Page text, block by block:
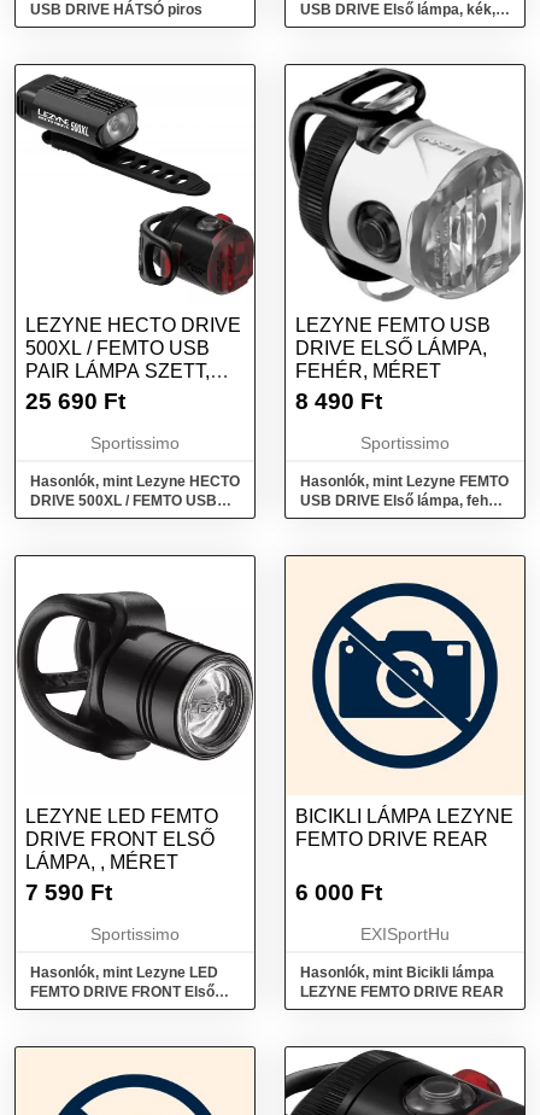
USB DRIVE HÁTSÓ piros
USB DRIVE Első lámpa, kék,
méret
LEZYNE HECTO DRIVE
500XL / FEMTO USB
PAIR LÁMPA SZETT,
FEKETE, MÉRET
25 690 Ft
Sportissimo
Hasonlók, mint Lezyne HECTO
DRIVE 500XL / FEMTO USB
PAIR Lámpa szett, fekete,
LEZYNE FEMTO USB
DRIVE ELSŐ LÁMPA,
FEHÉR, MÉRET
8 490 Ft
Sportissimo
Hasonlók, mint Lezyne FEMTO
USB DRIVE Első lámpa, fehér,
méret
LEZYNE LED FEMTO
DRIVE FRONT ELSŐ
LÁMPA, , MÉRET
7 590 Ft
Sportissimo
Hasonlók, mint Lezyne LED
FEMTO DRIVE FRONT Első
lámpa, , méret
BICIKLI LÁMPA LEZYNE
FEMTO DRIVE REAR
6 000 Ft
EXISportHu
Hasonlók, mint Bicikli lámpa
LEZYNE FEMTO DRIVE REAR